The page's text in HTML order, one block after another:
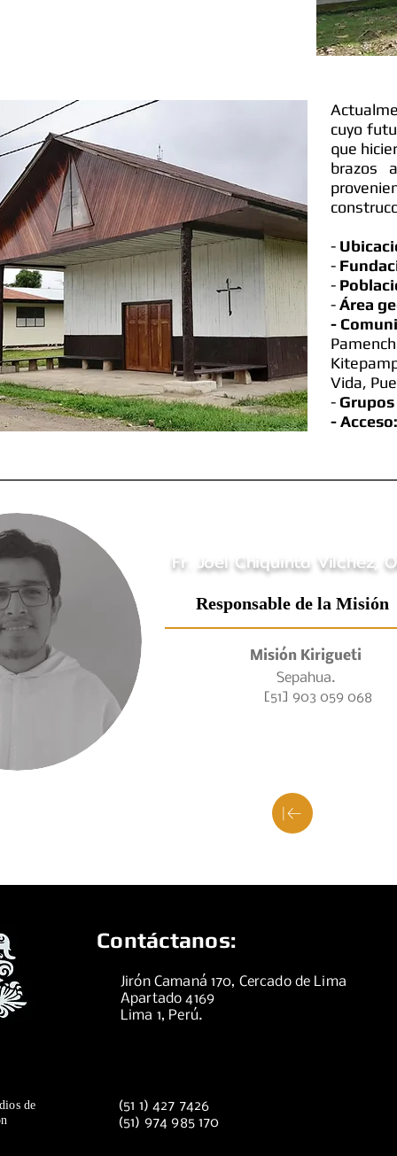
cuyo
que
brazos
-
-
-
-Área
-
Vida,
-
-
Fr. Joel Chiquinta Vílchez,
Responsable de la Misión
Misión Kirigueti
Sepahua.
[51] 903 059 068
Contáctanos:
Jirón Camaná 170, Cercado de Lima
Apartado 4169
Lima 1, Perú.
de
(51 1) 427 7426
(51) 974 985 170